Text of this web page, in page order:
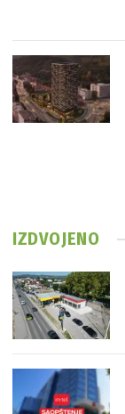
IZDVOJENO